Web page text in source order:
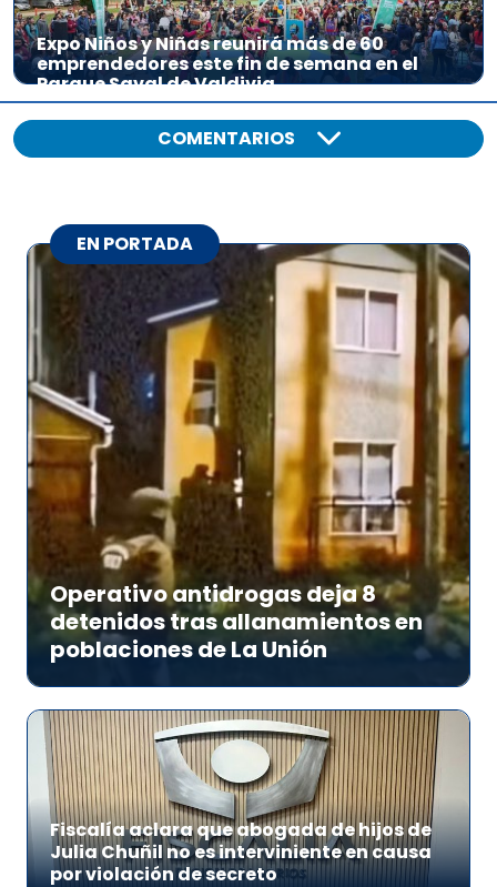
Expo Niños y Niñas reunirá más de 60
emprendedores este fin de semana en el
Parque Saval de Valdivia
COMENTARIOS
EN PORTADA
Operativo antidrogas deja 8
detenidos tras allanamientos en
poblaciones de La Unión
Fiscalía aclara que abogada de hijos de
Julia Chuñil no es interviniente en causa
por violación de secreto